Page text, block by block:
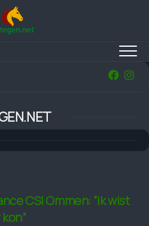
CSI Ommen: “Ik wist